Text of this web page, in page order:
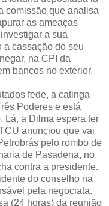
comissão que analisa
as ameaças
a sua
a cassação do seu
na CPI da
bancos no exterior.
fede, a catinga
Poderes e está
Lá, a Dilma espera ter
anunciou que vai
pelo rombo de
de Pasadena, no
contra a presidente.
do conselho na
pela negociata.
(24 horas) da reunião